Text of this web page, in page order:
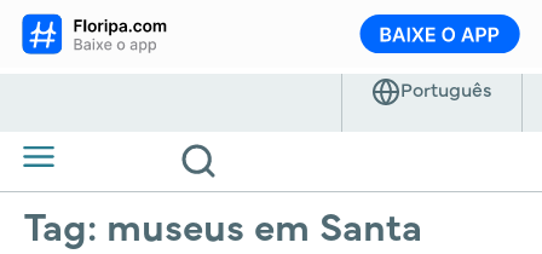
Tag: museus em Santa